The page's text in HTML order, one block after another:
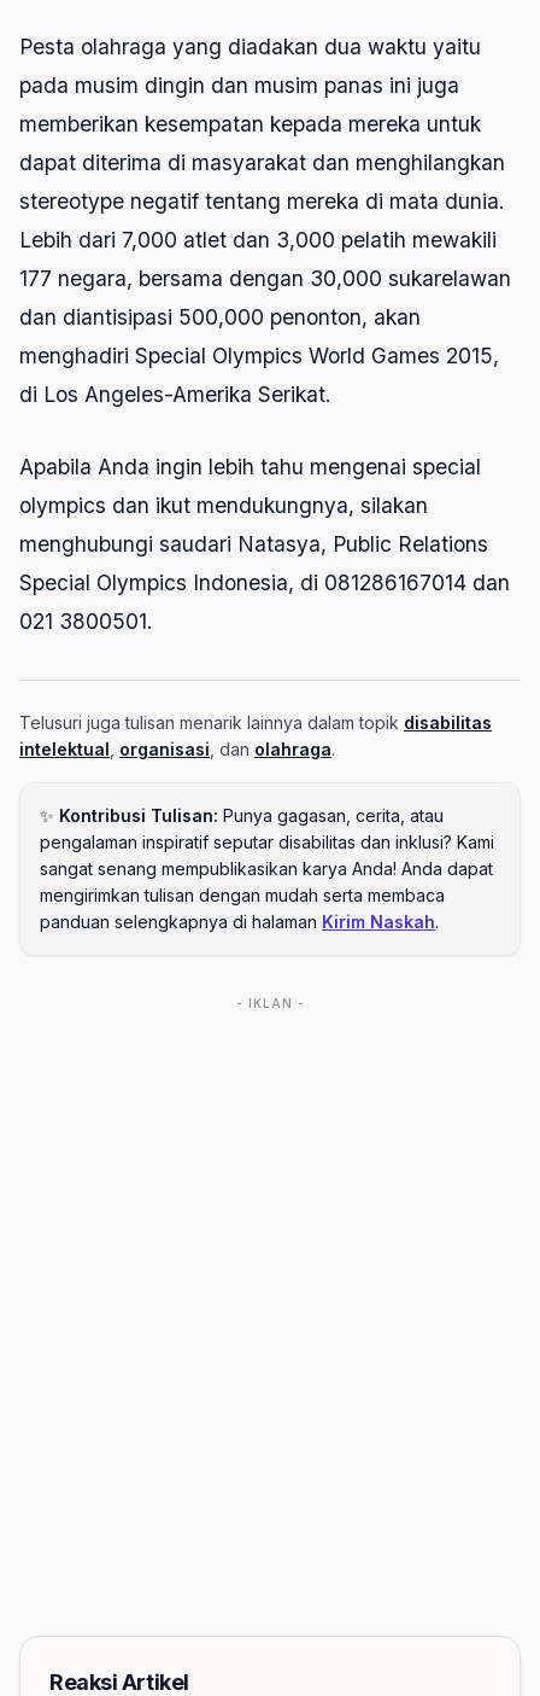
Pesta olahraga yang diadakan dua waktu yaitu
pada musim dingin dan musim panas ini juga
memberikan kesempatan kepada mereka untuk
dapat diterima di masyarakat dan menghilangkan
stereotype negatif tentang mereka di mata dunia.
Lebih dari 7,000 atlet dan 3,000 pelatih mewakili
177 negara, bersama dengan 30,000 sukarelawan
dan diantisipasi 500,000 penonton, akan
menghadiri Special Olympics World Games 2015,
di Los Angeles-Amerika Serikat.
Apabila Anda ingin lebih tahu mengenai special
olympics dan ikut mendukungnya, silakan
menghubungi saudari Natasya, Public Relations
Special Olympics Indonesia, di 081286167014 dan
021 3800501.
Telusuri juga tulisan menarik lainnya dalam topik disabilitas
intelektual organisasi , dan olahraga.
✨ Kontribusi Tulisan: Punya gagasan, cerita, atau
pengalaman inspiratif seputar disabilitas dan inklusi? Kami
sangat senang mempublikasikan karya Anda! Anda dapat
mengirimkan tulisan dengan mudah serta membaca
panduan selengkapnya di halaman Kirim Naskah.
- IKLAN -
Reaksi Artikel